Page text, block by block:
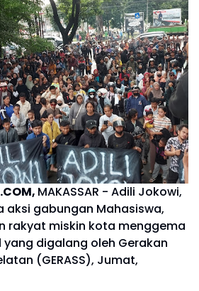
MAKASSAR - Adili Jokowi,
aksi gabungan Mahasiswa,
rakyat miskin kota menggema
yang digalang oleh Gerakan
(GERASS), Jumat,